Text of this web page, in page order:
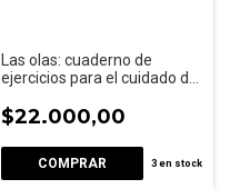
Las olas: cuaderno de
ejercicios para el cuidado de
$22.000,00
3 en stock